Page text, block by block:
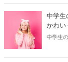
んな難
介しま
中学生
かわい
中学生